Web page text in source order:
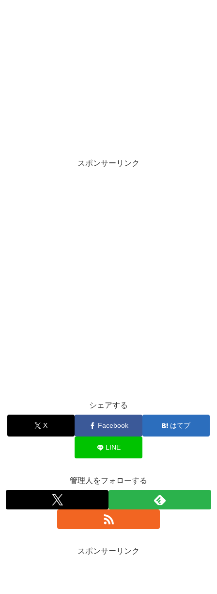
スポンサーリンク
シェアする
X Facebook はてブ
LINE
管理人をフォローする
スポンサーリンク